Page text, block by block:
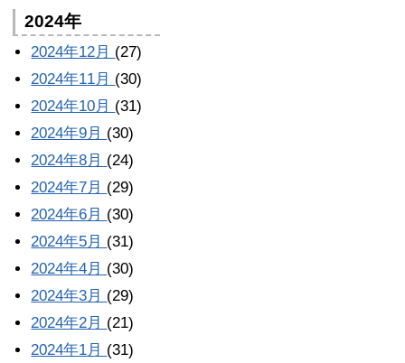
2024年
2024年12月 (27)
2024年11月 (30)
2024年10月 (31)
2024年9月 (30)
2024年8月 (24)
2024年7月 (29)
2024年6月 (30)
2024年5月 (31)
2024年4月 (30)
2024年3月 (29)
2024年2月 (21)
2024年1月 (31)